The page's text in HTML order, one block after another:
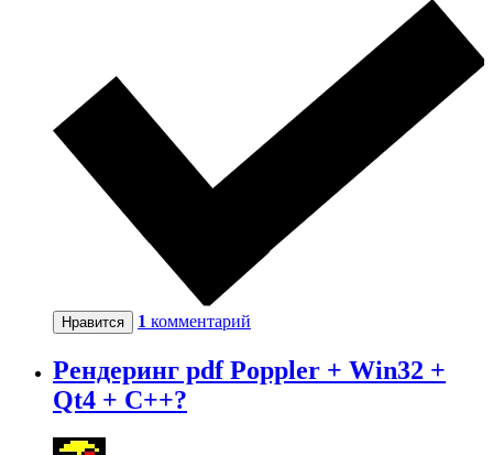
Нравится 1 комментарий
Рендеринг pdf Poppler + Win32 +
Qt4 + C++?